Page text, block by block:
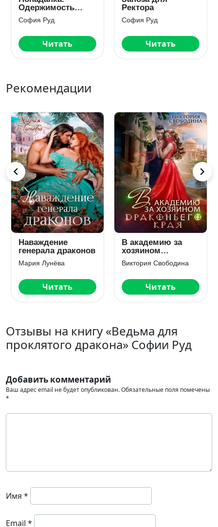
Одержимость
Короля
София Руд
Читать
Ректора
София Руд
Читать
Рекомендации
драконов
Лунёва
Читать
В академию за
хозяином
Драконьего Края
Виктория Свободина
Читать
Отзывы на книгу «Ведьма для
проклятого дракона» Софии Руд
Добавить комментарий
Ваш адрес email не будет опубликован.Обязательные поля помечены
*
Имя *
Email *